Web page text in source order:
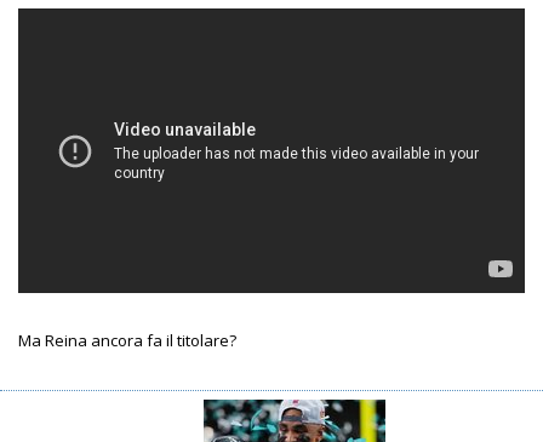
Ma Reina ancora fa il titolare?